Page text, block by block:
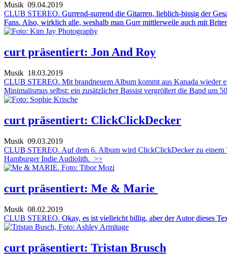
Musik 09.04.2019
CLUB STEREO. Gurrend-surrend die Gitarren, lieblich-bissig der
Fans. Also, wirklich alle, weshalb man Gurr mittlerweile auch mit
curt präsentiert: Jon And Roy
Musik 18.03.2019
CLUB STEREO. Mit brandneuem Album kommt aus Kanada wieder
Minimalismus selbst: ein zusätzlicher Bassist vergrößert die Band um
curt präsentiert: ClickClickDecker
Musik 09.03.2019
CLUB STEREO. Auf dem 6. Album wird ClickClickDecker zu einem
Hamburger Indie Audiolith. >>
curt präsentiert: Me & Marie
Musik 08.02.2019
CLUB STEREO. Okay, es ist vielleicht billig, aber der Autor dieses
curt präsentiert: Tristan Brusch